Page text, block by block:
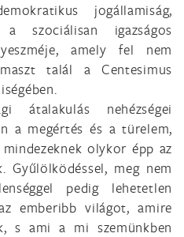
jogállamiság,
a szociálisan igazságos
amely fel nem
talál a Centesimus
átalakulás nehézségei
a megértés és a türelem,
olykor épp az
Gyűlölködéssel, meg nem
pedig lehetetlen
emberibb világot, amire
s ami a mi szemünkben